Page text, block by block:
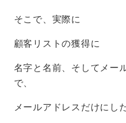
そこで、実際に
顧客リストの獲得に
名字と名前、そしてメー
で、
メールアドレスだけにした